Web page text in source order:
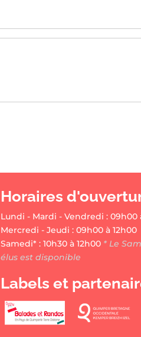
Horaires
Lundi - Mardi - Vendredi : 09h00
Mercredi - Jeudi : 09h00 à 12h00
Samedi* : 10h30 à 12h00* Le
élus est disponible
Labels et